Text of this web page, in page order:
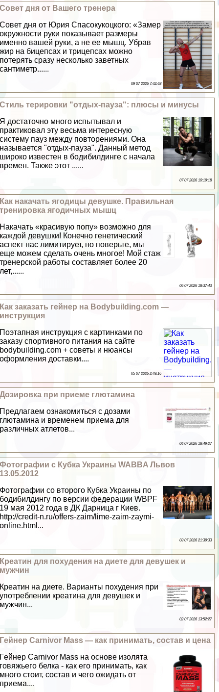
Совет дня от Вашего тренера
Совет дня от Юрия Спасокукоцкого: «Замер
окружности руки показывает размеры
именно вашей руки, а не ее мышц. Убрав
жир на бицепсах и трицепсах можно
потерять сразу несколько заветных
сантиметр......
09 07 2026 7:42:48
Стиль терировки "отдых-пауза": плюсы и минусы
Я достаточно много испытывал и
пpaктиковал эту весьма интересную
систему пауз между повторениями. Она
называется "отдых-пауза". Данный метод
широко известен в бодибилдинге с начала
времен. Также этот ......
07 07 2026 10:19:18
Как накачать ягoдицы дeвyшке. Правильная
тренировка ягодичных мышц
Накачать «красивую попу» возможно для
каждой дeвyшки! Конечно генетический
аспект нас лимитирует, но поверьте, мы
еще можем сделать очень многое! Мой стаж
тренерской работы составляет более 20
лет,......
06 07 2026 18:37:43
Как заказать гeйнер на Bodybuilding.com —
инструкция
Поэтапная инструкция с картинками по
заказу спортивного питания на сайте
bodybuilding.com + советы и нюансы
оформления доставки....
05 07 2026 2:49:16
Дозировка при приеме глютамина
Предлагаем ознакомиться с дозами
глютамина и временем приема для
различных атлетов...
04 07 2026 18:49:27
Фотографии с Кубка Украины WABBA Львов
13.05.2012
Фотографии со второго Кубка Украины по
бодибилдингу по версии федерации WBPF
19 мая 2012 года в ДК Дарница г Киев.
http://credit-n.ru/offers-zaim/lime-zaim-zaymi-
online.html...
03 07 2026 21:39:33
Креатин для похудения на диете для дeвyшек и
мужчин
Креатин на диете. Варианты похудения при
употрeблении креатина для дeвyшек и
мужчин...
02 07 2026 13:52:27
Гeйнер Carnivor Mass — как принимать, состав и цена
Гeйнер Carnivor Mass на основе изолята
говяжьего белка - как его принимать, как
много стоит, состав и чего ожидать от
приема....